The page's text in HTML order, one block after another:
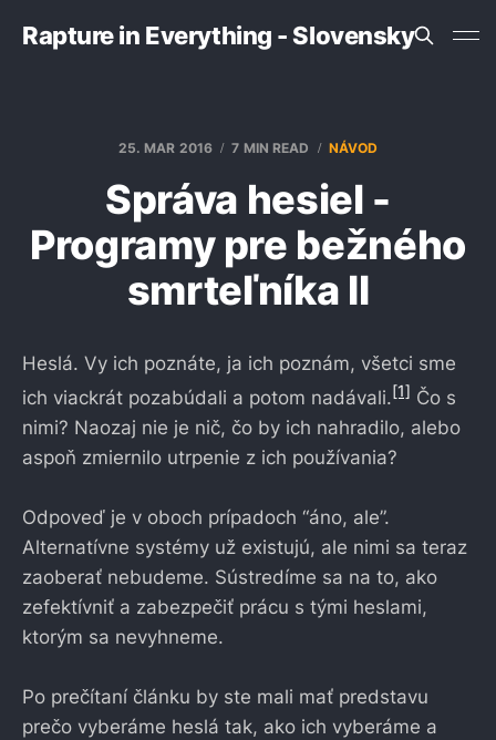
Rapture in Everything - Slovensky
25. MAR 2016 7 MIN READ NÁVOD
Správa hesiel -
Programy pre bežného
smrteľníka II
Heslá. Vy ich poznáte, ja ich poznám, všetci sme
ich viackrát pozabúdali a potom nadávali.[1] Čo s
nimi? Naozaj nie je nič, čo by ich nahradilo, alebo
aspoň zmiernilo utrpenie z ich používania?
Odpoveď je v oboch prípadoch “áno, ale”.
Alternatívne systémy už existujú, ale nimi sa teraz
zaoberať nebudeme. Sústredíme sa na to, ako
zefektívniť a zabezpečiť prácu s tými heslami,
ktorým sa nevyhneme.
Po prečítaní článku by ste mali mať predstavu
prečo vyberáme heslá tak, ako ich vyberáme a